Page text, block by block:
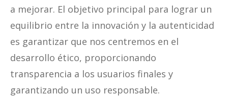
a mejorar. El objetivo principal para lograr un
equilibrio entre la innovación y la autenticidad
es garantizar que nos centremos en el
desarrollo ético, proporcionando
transparencia a los usuarios finales y
garantizando un uso responsable.